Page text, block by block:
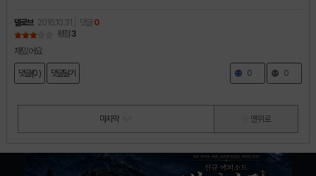
델로브 2016.10.31 댓글 0
평점 3
재밌어요
댓글(0 ) 댓글달기 0 0
마지막 맨 위로